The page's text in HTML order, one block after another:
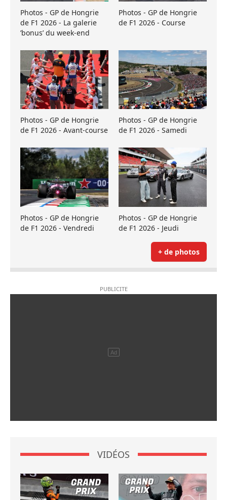
Photos - GP de Hongrie
de F1 2026 - La galerie
’bonus’ du week-end
Photos - GP de Hongrie
de F1 2026 - Course
Photos - GP de Hongrie
de F1 2026 - Avant-course
Photos - GP de Hongrie
de F1 2026 - Samedi
Photos - GP de Hongrie
de F1 2026 - Vendredi
Photos - GP de Hongrie
de F1 2026 - Jeudi
+ de photos
VIDÉOS